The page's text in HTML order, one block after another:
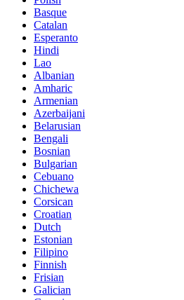
Basque
Catalan
Esperanto
Hindi
Lao
Albanian
Amharic
Armenian
Azerbaijani
Belarusian
Bengali
Bosnian
Bulgarian
Cebuano
Chichewa
Corsican
Croatian
Dutch
Estonian
Filipino
Finnish
Frisian
Galician